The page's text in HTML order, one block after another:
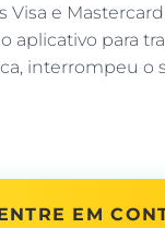
e
para
interrompeu o
EM